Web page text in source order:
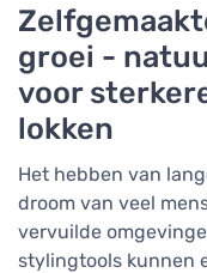
groei -
voor
lokken
Het hebben van
droom van veel
vervuilde
stylingtools kunnen